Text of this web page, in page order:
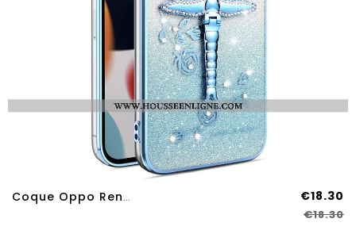
Coque Oppo Reno 14 Pro 5G Libellule €18.30
€18.30